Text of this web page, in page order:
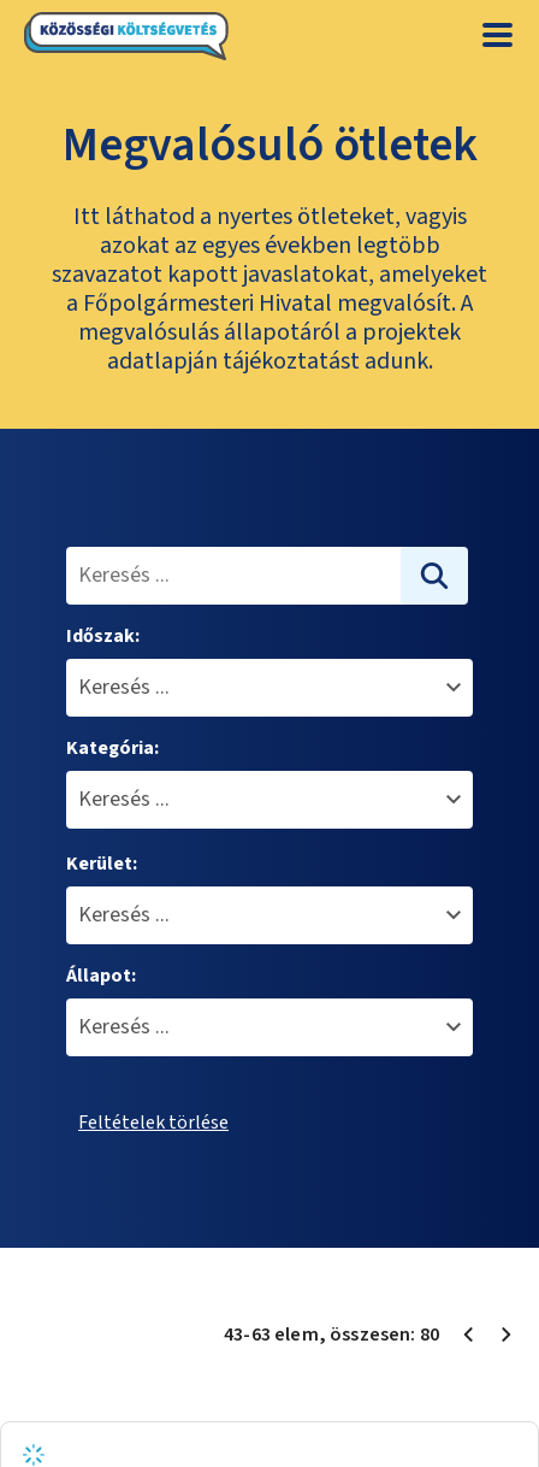
Megvalósuló ötletek
Itt láthatod a nyertes ötleteket, vagyis
azokat az egyes években legtöbb
szavazatot kapott javaslatokat, amelyeket
a Főpolgármesteri Hivatal megvalósít. A
megvalósulás állapotáról a projektek
adatlapján tájékoztatást adunk.
Időszak:
Kategória:
Kerület:
Állapot:
Feltételek törlése
43-63 elem, összesen: 80